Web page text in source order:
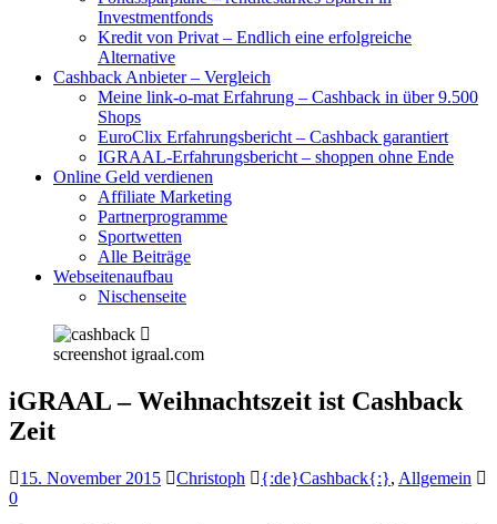
Investmentfonds
Kredit von Privat – Endlich eine erfolgreiche
Alternative
Cashback Anbieter – Vergleich
Meine link-o-mat Erfahrung – Cashback in über 9.500
Shops
EuroClix Erfahrungsbericht – Cashback garantiert
IGRAAL-Erfahrungsbericht – shoppen ohne Ende
Online Geld verdienen
Affiliate Marketing
Partnerprogramme
Sportwetten
Alle Beiträge
Webseitenaufbau
Nischenseite
screenshot igraal.com
iGRAAL – Weihnachtszeit ist Cashback
Zeit
15. November 2015 Christoph {:de}Cashback{:}, Allgemein
0